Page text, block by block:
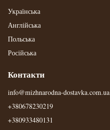
Українська
Англійська
Польська
Російська
Контакти
info@mizhnarodna-dostavka.com.ua
+380678230219
+380933480131